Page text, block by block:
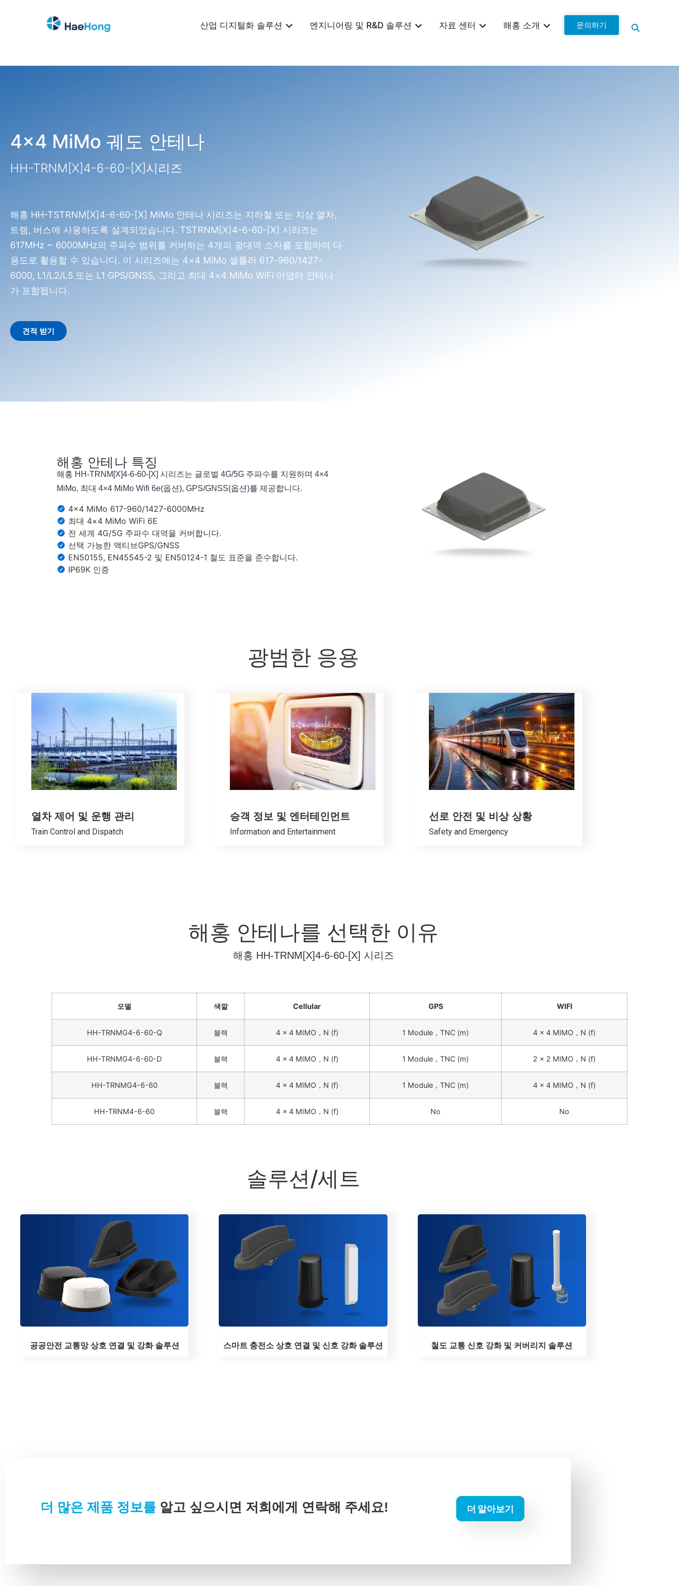
산업 디지털화 솔루션 엔지니어링 및 R&D 솔루션 자료 센터 해홍 소개 문의하기
4×4 MiMo 궤도 안테나
HH-TRNM[X]4-6-60-[X]시리즈
해홍 HH-TSTRNM[X]4-6-60-[X] MiMo 안테나 시리즈는 지하철 또는 지상 열차,
트램, 버스에 사용하도록 설계되었습니다. TSTRNM[X]4-6-60-[X] 시리즈는
617MHz ~ 6000MHz의 주파수 범위를 커버하는 4개의 광대역 소자를 포함하여 다
용도로 활용할 수 있습니다. 이 시리즈에는 4×4 MiMo 셀룰러 617-960/1427-
6000, L1/L2/L5 또는 L1 GPS/GNSS, 그리고 최대 4×4 MiMo WiFi 어댑터 안테나
가 포함됩니다.
견적 받기
해홍 안테나 특징
해홍 HH-TRNM[X]4-6-60-[X] 시리즈는 글로벌 4G/5G 주파수를 지원하며 4×4
MiMo, 최대 4×4 MiMo Wifi 6e(옵션), GPS/GNSS(옵션)를 제공합니다.
4×4 MiMo 617-960/1427-6000MHz
최대 4×4 MiMo WiFi 6E
전 세계 4G/5G 주파수 대역을 커버합니다.
선택 가능한 액티브GPS/GNSS
EN50155, EN45545-2 및 EN50124-1 철도 표준을 준수합니다.
IP69K 인증
광범한 응용
열차 제어 및 운행 관리
Train Control and Dispatch
승객 정보 및 엔터테인먼트
Information and Entertainment
선로 안전 및 비상 상황
Safety and Emergency
해홍 안테나를 선택한 이유
해홍 HH-TRNM[X]4-6-60-[X] 시리즈
모델 색깔 Cellular GPS WIFI
HH-TRNMG4-6-60-Q 블랙 4 x 4 MIMO，N (f) 1 Module，TNC (m) 4 x 4 MIMO，N (f)
HH-TRNMG4-6-60-D 블랙 4 x 4 MIMO，N (f) 1 Module，TNC (m) 2 x 2 MIMO，N (f)
HH-TRNMG4-6-60 블랙 4 x 4 MIMO，N (f) 1 Module，TNC (m) 4 x 4 MIMO，N (f)
HH-TRNM4-6-60 블랙 4 x 4 MIMO，N (f) No No
솔루션/세트
공공안전 교통망 상호 연결 및 강화 솔루션 스마트 충전소 상호 연결 및 신호 강화 솔루션 철도 교통 신호 강화 및 커버리지 솔루션
더 많은 제품 정보를 알고 싶으시면 저희에게 연락해 주세요! 더 알아보기